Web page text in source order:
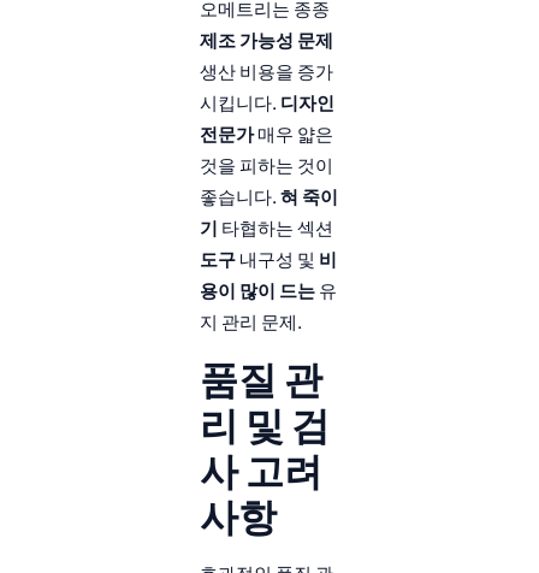
오메트리는 종종
제조 가능성 문제
생산 비용을 증가
시킵니다. 디자인
전문가매우 얇은
것을 피하는 것이
좋습니다. 혀 죽이
기 타협하는 섹션
도구 내구성 및 비
용이 많이 드는 유
지 관리 문제.
품질 관
리 및 검
사 고려
사항